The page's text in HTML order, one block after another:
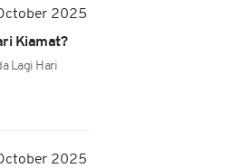
2025
Kiamat?
Lagi Hari
2025